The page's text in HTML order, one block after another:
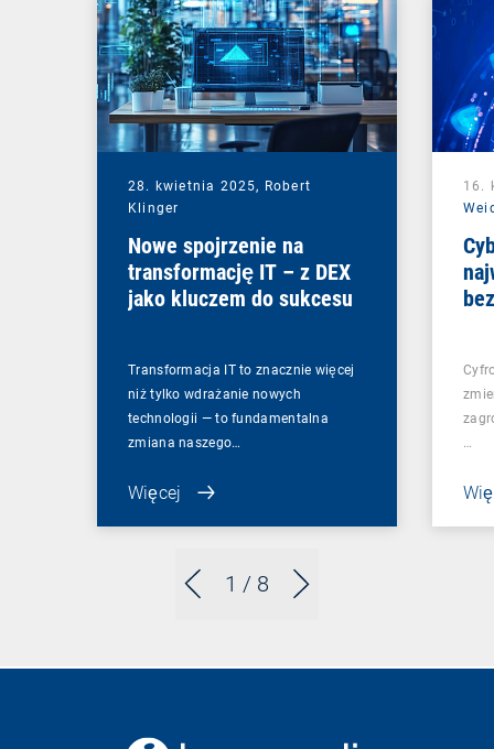
1 / 8
28. kwietnia 2025, Robert
Klinger
Nowe spojrzenie na
transformację IT – z DEX
jako kluczem do sukcesu
Transformacja IT to znacznie więcej
niż tylko wdrażanie nowych
technologii — to fundamentalna
zmiana naszego…
Więcej
16.
…